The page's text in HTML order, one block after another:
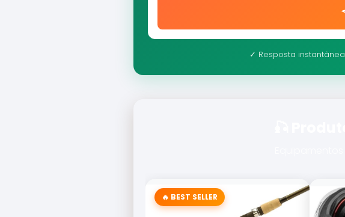
✓ Resposta instantânea
🔥 BEST SELLER